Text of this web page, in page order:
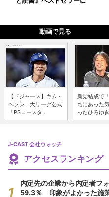
動画で見る
【ドジャース】キム・
ヘソン、大リーグ公式
「PSロースタ...
新党結成で
ちにあった
ったひろゆ
J-CAST 会社ウォッチ
アクセスランキング
内定先の企業から内定者フ
59.3％ 印象がよかった施